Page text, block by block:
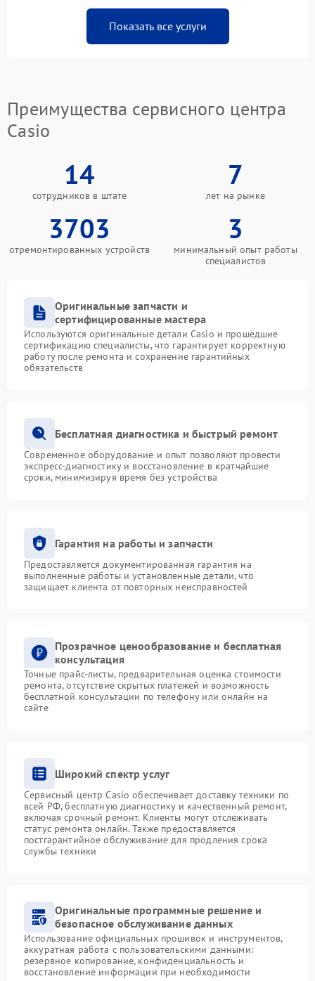
Показать все услуги
Преимущества сервисного центра
Casio
14
сотрудников в штате
7
лет на рынке
3703
отремонтированных устройств
3
минимальный опыт работы
специалистов
Оригинальные запчасти и
сертифицированные мастера
Используются оригинальные детали Casio и прошедшие
сертификацию специалисты, что гарантирует корректную
работу после ремонта и сохранение гарантийных
обязательств
Бесплатная диагностика и быстрый ремонт
Современное оборудование и опыт позволяют провести
экспресс-диагностику и восстановление в кратчайшие
сроки, минимизируя время без устройства
Гарантия на работы и запчасти
Предоставляется документированная гарантия на
выполненные работы и установленные детали, что
защищает клиента от повторных неисправностей
Прозрачное ценообразование и бесплатная
консультация
Точные прайс-листы, предварительная оценка стоимости
ремонта, отсутствие скрытых платежей и возможность
бесплатной консультации по телефону или онлайн на
сайте
Широкий спектр услуг
Сервисный центр Casio обеспечивает доставку техники по
всей РФ, бесплатную диагностику и качественный ремонт,
включая срочный ремонт. Клиенты могут отслеживать
статус ремонта онлайн. Также предоставляется
постгарантийное обслуживание для продления срока
службы техники
Оригинальные программные решение и
безопасное обслуживание данных
Использование официальных прошивок и инструментов,
аккуратная работа с пользовательскими данными:
резервное копирование, конфиденциальность и
восстановление информации при необходимости